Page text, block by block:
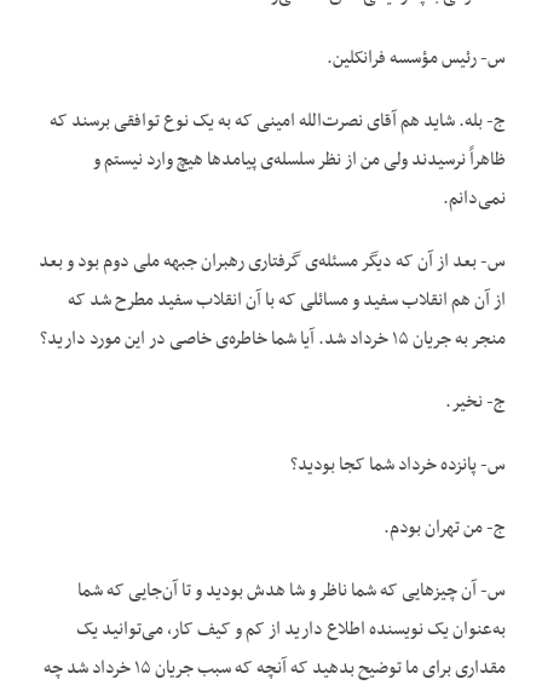
س- رئیس مؤسسه فرانکلین.
ج- بله. شاید هم آقای نصرت‌الله امینی که به یک نوع توافقی برسند که
ظاهراً نرسیدند ولی من از نظر سلسله‌ی پیامدها هیچ وارد نیستم و
نمی‌دانم.
س- بعد از آن که دیگر مسئله‌ی گرفتاری رهبران جبهه ملی دوم بود و بعد
از آن هم انقلاب سفید و مسائلی که با آن انقلاب سفید مطرح شد که
منجر به جریان ۱۵ خرداد شد. آیا شما خاطره‌ی خاصی در این مورد دارید؟
ج- نخیر.
س- پانزده خرداد شما کجا بودید؟
ج- من تهران بودم.
س- آن چیزهایی که شما ناظر و شا هدش بودید و تا آن‌جایی که شما
به‌عنوان یک نویسنده اطلاع دارید از کم و کیف کار، می‌توانید یک
مقداری برای ما توضیح بدهید که آنچه که سبب جریان ۱۵ خرداد شد چه